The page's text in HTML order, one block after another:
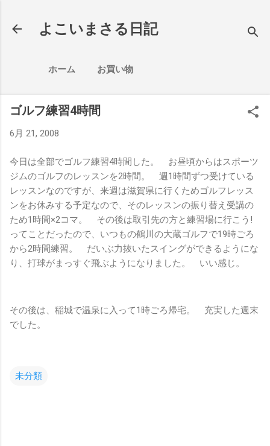
よこいまさる日記
ホーム お買い物
ゴルフ練習4時間
6月 21, 2008
今日は全部でゴルフ練習4時間した。 お昼頃からはスポーツ
ジムのゴルフのレッスンを2時間。 週1時間ずつ受けている
レッスンなのですが、来週は滋賀県に行くためゴルフレッス
ンをお休みする予定なので、そのレッスンの振り替え受講の
ため1時間×2コマ。 その後は取引先の方と練習場に行こう!
ってことだったので、いつもの鶴川の大蔵ゴルフで19時ごろ
から2時間練習。 だいぶ力抜いたスイングができるようにな
り、打球がまっすぐ飛ぶようになりました。 いい感じ。
その後は、稲城で温泉に入って1時ごろ帰宅。 充実した週末
でした。
未分類